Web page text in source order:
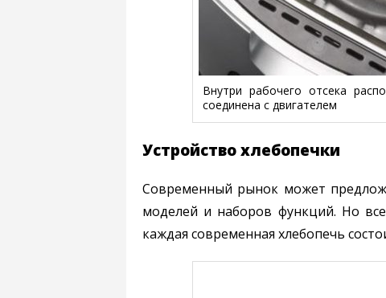
Внутри рабочего отсека
соединена с двигателем
Устройство хлебопечки
Современный рынок может
моделей и наборов функций. Но
каждая современная хлебопечь